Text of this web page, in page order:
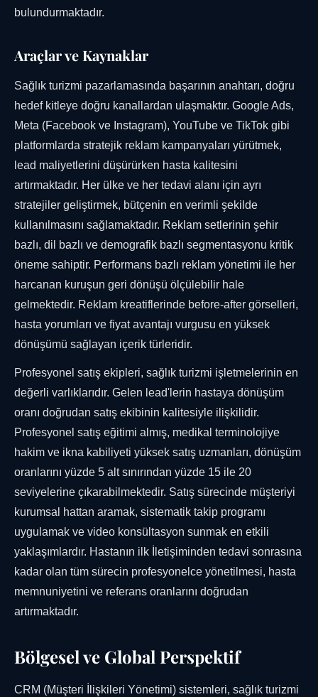
bulundurmaktadır.
Araçlar ve Kaynaklar
Sağlık turizmi pazarlamasında başarının anahtarı, doğru
hedef kitleye doğru kanallardan ulaşmaktır. Google Ads,
Meta (Facebook ve Instagram), YouTube ve TikTok gibi
platformlarda stratejik reklam kampanyaları yürütmek,
lead maliyetlerini düşürürken hasta kalitesini
artırmaktadır. Her ülke ve her tedavi alanı için ayrı
stratejiler geliştirmek, bütçenin en verimli şekilde
kullanılmasını sağlamaktadır. Reklam setlerinin şehir
bazlı, dil bazlı ve demografik bazlı segmentasyonu kritik
öneme sahiptir. Performans bazlı reklam yönetimi ile her
harcanan kuruşun geri dönüşü ölçülebilir hale
gelmektedir. Reklam kreatiflerinde before-after görselleri,
hasta yorumları ve fiyat avantajı vurgusu en yüksek
dönüşümü sağlayan içerik türleridir.
Profesyonel satış ekipleri, sağlık turizmi işletmelerinin en
değerli varlıklarıdır. Gelen lead'lerin hastaya dönüşüm
oranı doğrudan satış ekibinin kalitesiyle ilişkilidir.
Profesyonel satış eğitimi almış, medikal terminolojiye
hakim ve ikna kabiliyeti yüksek satış uzmanları, dönüşüm
oranlarını yüzde 5 alt sınırından yüzde 15 ile 20
seviyelerine çıkarabilmektedir. Satış sürecinde müşteriyi
kurumsal hattan aramak, sistematik takip programı
uygulamak ve video konsültasyon sunmak en etkili
yaklaşımlardır. Hastanın ilk İletişiminden tedavi sonrasına
kadar olan tüm sürecin profesyonelce yönetilmesi, hasta
memnuniyetini ve referans oranlarını doğrudan
artırmaktadır.
Bölgesel ve Global Perspektif
CRM (Müşteri İlişkileri Yönetimi) sistemleri, sağlık turizmi